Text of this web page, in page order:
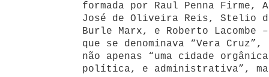
formada por Raul Penna Firme,
José de Oliveira Reis, Stelio
Burle Marx, e Roberto Lacombe
que se denominava “Vera
não apenas “uma cidade
política, e administrativa”,